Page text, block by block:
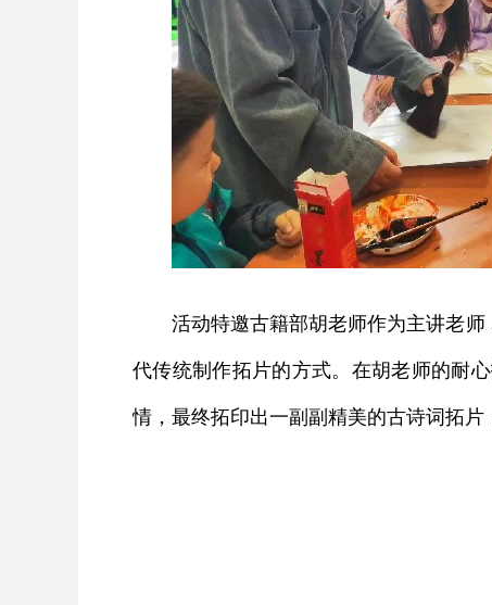
活动特邀古籍部胡老师作为主讲老
代传统制作拓片的方式。在胡老师的耐
情，最终拓印出一副副精美的古诗词拓片